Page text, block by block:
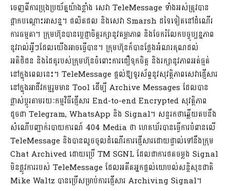
ចេញពីការប្រុងប្រយ័ត្នយ៉ាងខ្លាំង សេវា TeleMessage ទាំងអស់ត្រូវបាន
ផ្អាកបណ្តោះអាសន្ន។ ផលិតផល និងសេវា Smarsh ដទៃទៀតនៅដំណើរ
ការធម្មតា។ ក្រុមហ៊ុនបានប្តេជ្ញាចិត្តរក្សានូវតម្លាភាព និងចែករំលែកបច្ចុប្បន្នភាព
នូវរាល់អ្វីៗដែលយើងអាចធ្វើបាន។ ក្រុមហ៊ុនក៏បានថ្លែងអំណរគុណដល់
អតិថិជន និងដៃគូរបស់ក្រុមហ៊ុនចំពោះការជឿទុកចិត្ត និងរក្សានូវភាពអត់ធ្មត់
នៅក្នុងពេលនេះ។ TeleMessage ផ្តល់ឱ្យទូរស័ព្ទនូវសុវត្ថិភាពសេវាផ្ញើសារ
នៅក្នុងអាជីវកម្មរួមមាន Tool ដើម្បី Archive Messages ដែលបាន
ផ្លាស់ប្តូរតាមរយៈកម្មវិធីផ្ញើសារ End-to-end Encrypted សុវត្ថិភាព
ដូចជា Telegram, WhatsApp និង Signal។ សន្ទរកថាឆ្លើយតបនឹង
សំណើបញ្ជាក់របាយការណ៍ 404 Media ថា ហេគឃ័របាន​ធ្វើការបំពានលើ
TeleMessage និងបានលួចចូលដំណើរការផ្ញើសារដោយផ្ទាល់ទៅនឹងក្រុម
Chat Archived ដោយប្រើ TM SGNL ដែលជាការថតចម្លង Signal
មិនផ្លូវការរបស់ TeleMessage ដែលអតីតអ្នកផ្តល់យោបល់សន្តិសុខជាតិ
Mike Waltz បានប្រើសម្រាប់ការផ្ញើសារ Archiving Signal។